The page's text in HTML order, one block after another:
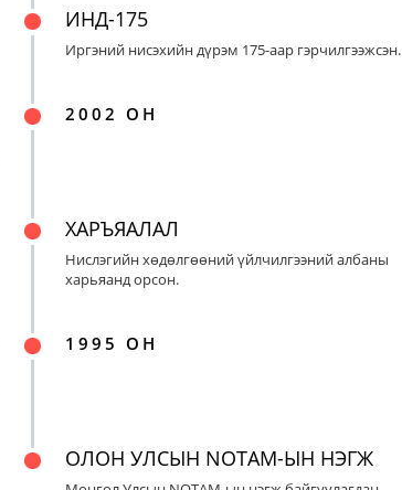
ИНД-175
Иргэний нисэхийн дүрэм 175-аар гэрчилгээжсэн.
2002 ОН
ХАРЪЯАЛАЛ
Нислэгийн хөдөлгөөний үйлчилгээний албаны
харьяанд орсон.
1995 ОН
ОЛОН УЛСЫН NOTAM-ЫН НЭГЖ